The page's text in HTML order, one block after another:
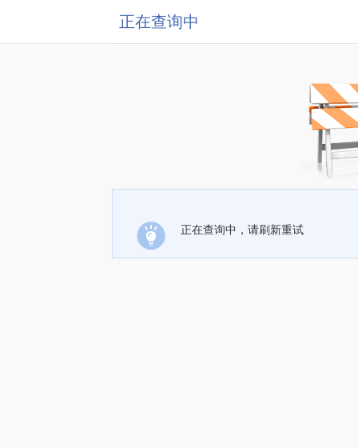
正在查询中
正在查询中，请刷新重试